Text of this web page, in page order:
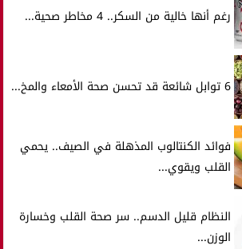
رغم أنها خالية من السكر.. 4 مخاطر صحية...
6 توابل شائعة قد تحسن صحة الأمعاء والمخ...
فوائد الكنتالوب المذهلة في الصيف.. يحمي
القلب ويقوي...
النظام قليل الدسم.. سر صحة القلب وخسارة
الوزن...